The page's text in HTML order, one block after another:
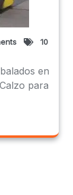
10
en
para